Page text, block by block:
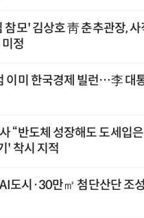
모' 김상호 靑 춘추관장, 사
정
이미 한국경제 빌런…李 대
“반도체 성장해도 도세입
' 착시 지적
도시·30만㎡ 첨단산단 조